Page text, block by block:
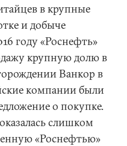
в крупные
и добыче
году «Роснефть»
крупную долю в
Ванкор в
компании были
о покупке.
слишком
«Роснефтью»